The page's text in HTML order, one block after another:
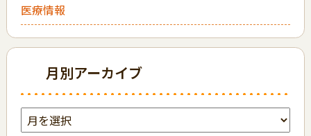
医療情報
月別アーカイブ